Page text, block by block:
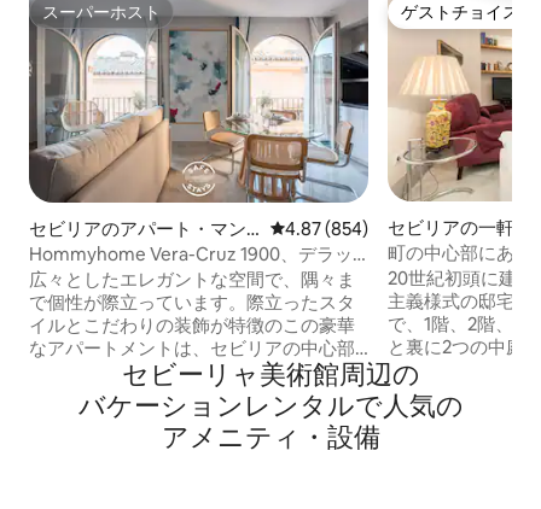
スーパーホスト
スーパーホスト
セビリアのアパート・マン
ション
レビュー854件、5つ星中4.87つ
4.87 (854)
Hommyhome Vera-Cruz 1900、デラッ
クスアパートメント…
広々としたエレガントな空間で、隅々ま
で個性が際立っています。際立ったスタ
イルとこだわりの装飾が特徴のこの豪華
なアパートメントは、セビリアの中心部
に完璧に隠された宝物です。 この素晴ら
しいアパートメントは、お客様の快適さ
と利便性を念頭に設計されています。最
近高品質のリフォームが施され、デザイ
ゲストチョイス
ゲストチョイス
セビリアの一軒家
町の中心部にある
20世紀初頭に建
主義様式の邸宅は
で、1階、2階、屋
と裏に2つの中庭
45平方メートル
いキッチンと1階
ッドルーム、1つ
セビーリャ美術館⁠周⁠辺⁠の
バ⁠ケ⁠ー⁠シ⁠ョ⁠ン⁠レ⁠ン⁠タ⁠ル⁠で人⁠気⁠の
ア⁠メ⁠ニ⁠テ⁠ィ⁠・⁠設⁠備